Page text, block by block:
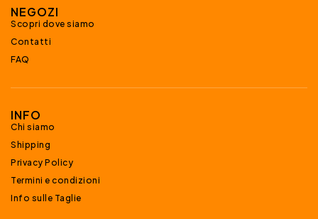
NEGOZI
Scopri dove siamo
Contatti
FAQ
INFO
Chi siamo
Shipping
Privacy Policy
Termini e condizioni
Info sulle Taglie